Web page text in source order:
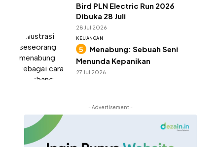
Bird PLN Electric Run 2026
Dibuka 28 Juli
28 Jul 2026
KEUANGAN
Menabung: Sebuah Seni
Menunda Kepanikan
27 Jul 2026
- Advertisement -